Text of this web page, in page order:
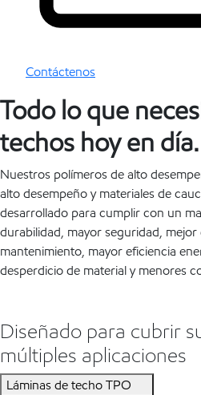
Contáctenos
Todo lo que
techos hoy en día.
Nuestros polímeros de alto
alto desempeño y materiales de
desarrollado para cumplir con un
durabilidad, mayor seguridad,
mantenimiento, mayor eficiencia
desperdicio de material y menores
Diseñado para cubrir
múltiples aplicaciones
Láminas de techo TPO